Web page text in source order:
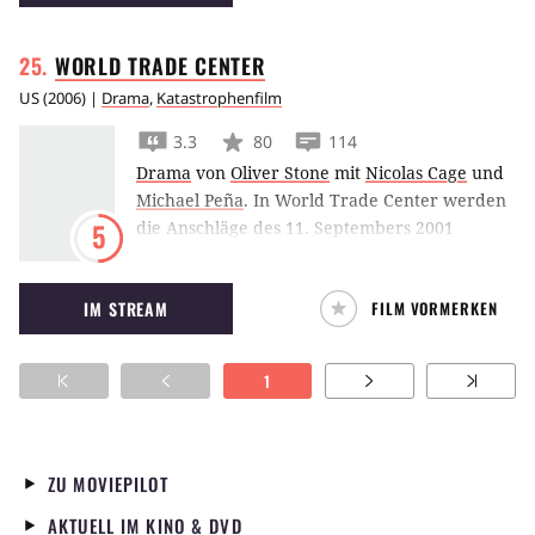
WORLD TRADECENTER
US(2006) | Drama, Katastrophenfilm
5
3.3 80
114
Drama von Oliver Stone mit Nicolas Cage und
Michael Peña. In World Trade Center werden
die Anschläge des 11. Septembers 2001
drei eingeklemmten Feuerwehrmännern
thematisiert.
IM STREAM FILM VORMERKEN
1
ZU MOVIEPILOT
AKTUELL IM KINO & DVD